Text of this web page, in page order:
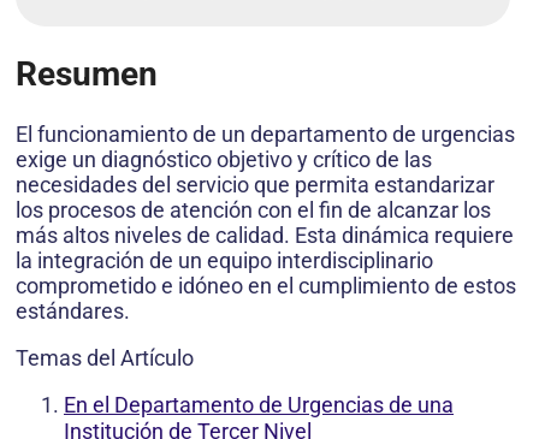
Resumen
El funcionamiento de un departamento de urgencias
exige un diagnóstico objetivo y crítico de las
necesidades del servicio que permita estandarizar
los procesos de atención con el fin de alcanzar los
más altos niveles de calidad. Esta dinámica requiere
la integración de un equipo interdisciplinario
comprometido e idóneo en el cumplimiento de estos
estándares.
Temas del Artículo
En el Departamento de Urgencias de una
Institución de Tercer Nivel